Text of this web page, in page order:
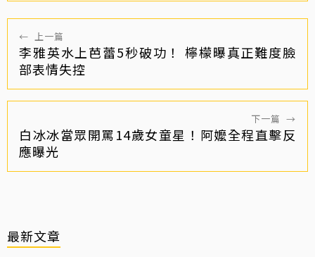
← 上一篇
李雅英水上芭蕾5秒破功！ 檸檬曝真正難度臉
部表情失控
下一篇 →
白冰冰當眾開罵14歲女童星！阿嬤全程直擊反
應曝光
最新文章